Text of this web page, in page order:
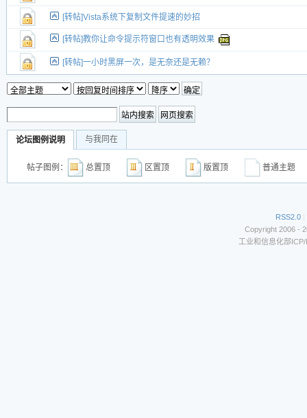
[转帖]Vista系统下复制文件提速的妙招
[转帖]教你让命令提示符窗口也有透明效果
[转帖]一小时黑屏一次，是无奈还是无赖？
论坛图例说明 与我同在
帖子图例： 总置顶 区置顶 版置顶 普通主
RSS2.0 |
Copyright 2006 -
工业和信息化部